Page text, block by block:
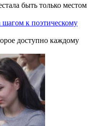
быть только местом
шагом к поэтическому
доступно каждому